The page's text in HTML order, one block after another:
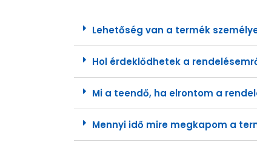
Lehetőség van a termék
Hol érdeklődhetek a
Mi a teendő, ha elrontom a
Mennyi idő mire megkapom a